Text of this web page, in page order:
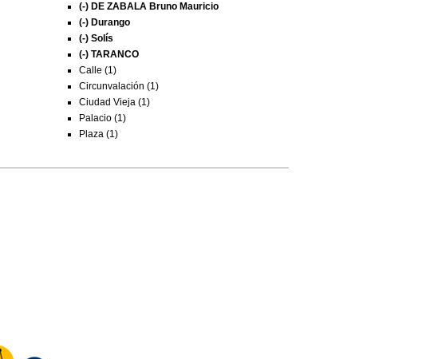
(-) DE ZABALA Bruno Mauricio
(-) Durango
(-) Solís
(-) TARANCO
Calle (1)
Circunvalación (1)
Ciudad Vieja (1)
Palacio (1)
Plaza (1)